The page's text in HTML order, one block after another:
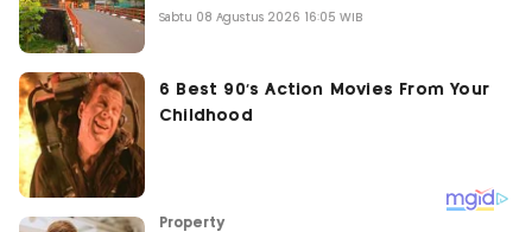
Sabtu 08 Agustus 2026 16:05 WIB
Property